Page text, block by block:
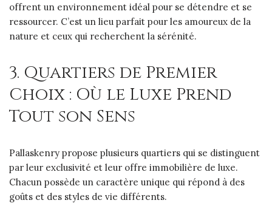
offrent un environnement idéal pour se détendre et se
ressourcer. C’est un lieu parfait pour les amoureux de la
nature et ceux qui recherchent la sérénité.
3. Quartiers de Premier
Choix : Où le Luxe Prend
Tout son Sens
Pallaskenry propose plusieurs quartiers qui se distinguent
par leur exclusivité et leur offre immobilière de luxe.
Chacun possède un caractère unique qui répond à des
goûts et des styles de vie différents.